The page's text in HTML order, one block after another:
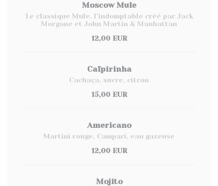
Moscow Mule
Le classique Mule, l’indomptable créé par Jack
Morgane et John Martin & Manhattan
12,00 EUR
Caïpirinha
Cachaça, sucre, citron
15,00 EUR
Americano
Martini rouge, Campari, eau gazeuse
12,00 EUR
Mojito